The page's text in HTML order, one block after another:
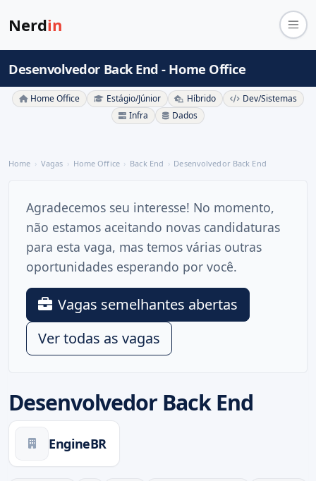
Nerdin
Desenvolvedor Back End - Home Office
Home Office Estágio/Júnior Híbrido
Dev/Sistemas
Infra
Dados
Home Vagas Home Office Back End Desenvolvedor Back End
Desenvolvedor Back End
EngineBR
Agradecemos seu interesse! No momento,
não estamos aceitando novas candidaturas
para esta vaga, mas temos várias outras
oportunidades esperando por você.
Vagas semelhantes abertas
Ver todas as vagas